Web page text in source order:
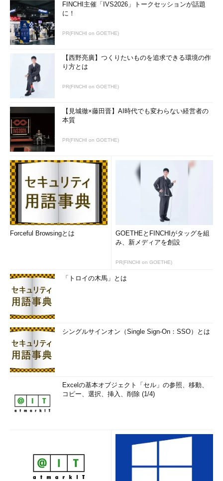
FINCHI主催「IVS2026」トークセッションが話題
に！
PR(FINCHI on GOETHE)
【西野亮廣】つくりたいものを追求できる環境の作
り方とは
PR(FINCHI on GOETHE)
【見城徹×藤田晋】AI時代でも変わらない経営者の
本質
PR(FINCHI on GOETHE)
Forceful Browsingとは
GOETHEとFINCHIがタッグを組
み、新メディアを創設
PR(FINCHI on GOETHE)
「トロイの木馬」とは
シングルサインオン（Single Sign-On：SSO）とは
Excelの基本オブジェクト「セル」の参照、移動、
コピー、選択、挿入、削除 (1/4)